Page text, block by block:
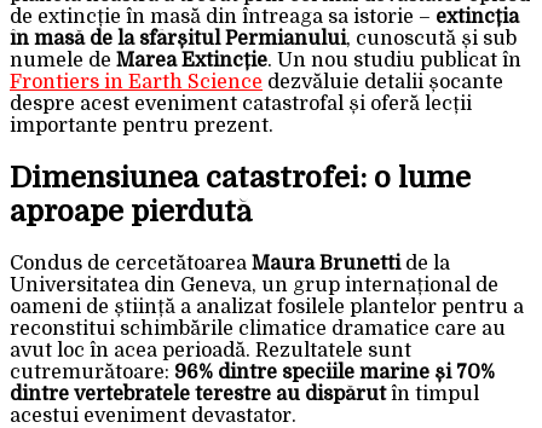
de extincție în masă din întreaga sa istorie – extincția
în masă de la sfârșitul Permianului, cunoscută și sub
numele de Marea Extincție. Un nou studiu publicat în
Frontiers in Earth Science dezvăluie detalii șocante
despre acest eveniment catastrofal și oferă lecții
importante pentru prezent.
Dimensiunea catastrofei: o lume
aproape pierdută
Condus de cercetătoarea Maura Brunettide la
Universitatea din Geneva, un grup internațional de
oameni de știință a analizat fosilele plantelor pentru a
reconstitui schimbările climatice dramatice care au
avut loc în acea perioadă. Rezultatele sunt
cutremurătoare: 96% dintre speciile marine și 70%
dintre vertebratele terestre au dispărutîn timpul
acestui eveniment devastator.